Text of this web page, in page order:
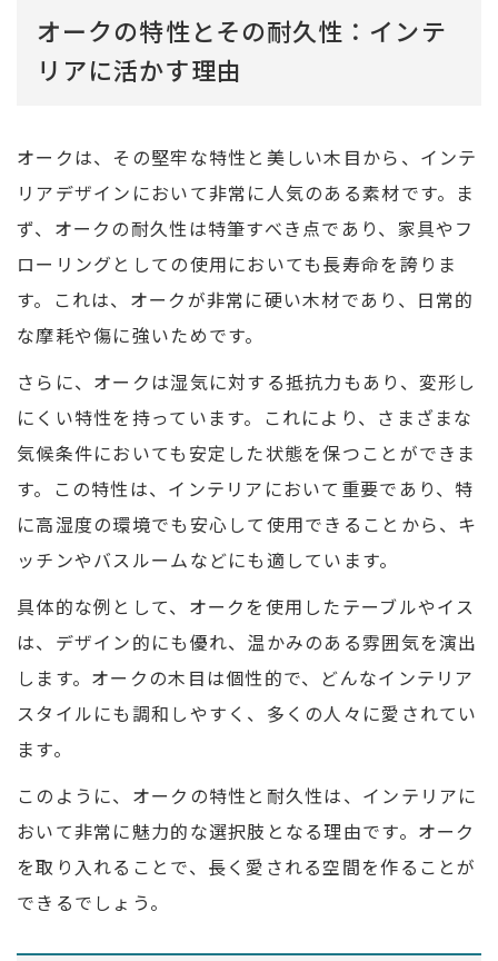
オークの特性とその耐久性：インテ
リアに活かす理由
オークは、その堅牢な特性と美しい木目から、インテ
リアデザインにおいて非常に人気のある素材です。ま
ず、オークの耐久性は特筆すべき点であり、家具やフ
ローリングとしての使用においても長寿命を誇りま
す。これは、オークが非常に硬い木材であり、日常的
な摩耗や傷に強いためです。
さらに、オークは湿気に対する抵抗力もあり、変形し
にくい特性を持っています。これにより、さまざまな
気候条件においても安定した状態を保つことができま
す。この特性は、インテリアにおいて重要であり、特
に高湿度の環境でも安心して使用できることから、キ
ッチンやバスルームなどにも適しています。
具体的な例として、オークを使用したテーブルやイス
は、デザイン的にも優れ、温かみのある雰囲気を演出
します。オークの木目は個性的で、どんなインテリア
スタイルにも調和しやすく、多くの人々に愛されてい
ます。
このように、オークの特性と耐久性は、インテリアに
おいて非常に魅力的な選択肢となる理由です。オーク
を取り入れることで、長く愛される空間を作ることが
できるでしょう。